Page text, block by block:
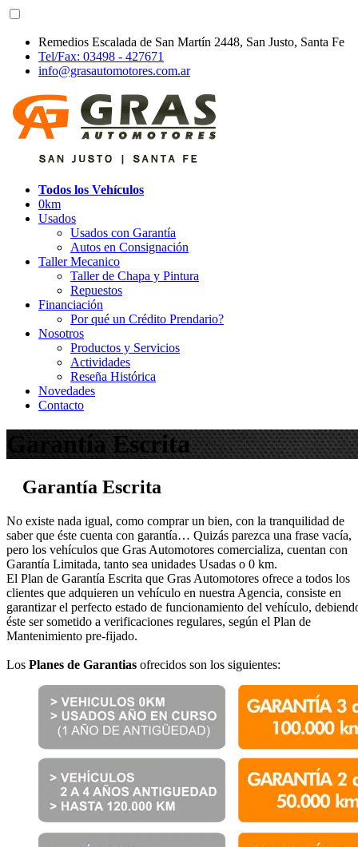
Remedios Escalada de San Martín 2448, San Justo, Santa Fe
Tel/Fax: 03498 - 427671
info@grasautomotores.com.ar
Todos los Vehículos
0km
Usados
Usados con Garantía
Autos en Consignación
Taller Mecanico
Taller de Chapa y Pintura
Repuestos
Financiación
Por qué un Crédito Prendario?
Nosotros
Productos y Servicios
Actividades
Reseña Histórica
Novedades
Contacto
Garantía Escrita
Garantía Escrita
No existe nada igual, como comprar un bien, con la tranquilidad de
saber que éste cuenta con garantía… Quizás parezca una frase vacía,
pero los vehículos que Gras Automotores comercializa, cuentan con
Garantía Limitada, tanto sea unidades Usadas o 0 km.
El Plan de Garantía Escrita que Gras Automotores ofrece a todos los
clientes que adquieren un vehículo en nuestra Agencia, consiste en
garantizar el perfecto estado de funcionamiento del vehículo,
éste ser sometido a verificaciones regulares, según el Plan de
Mantenimiento pre-fijado.
Los Planes de Garantias ofrecidos son los siguientes: